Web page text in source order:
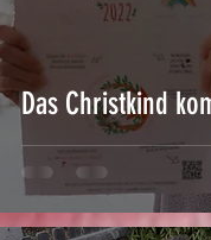
Das Christkind